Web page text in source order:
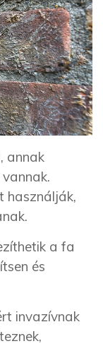
annak
használják,
a fa
és
invazívnak